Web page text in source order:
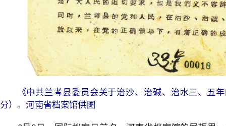
《中共兰考县委员会关于治沙、治碱、治水三、五
分）。河南省档案馆供图